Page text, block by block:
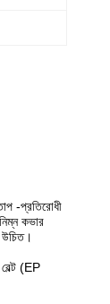
-প্রতিরোধী
কভার
উচিত।
(EP